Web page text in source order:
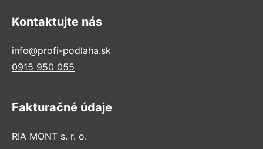
Kontaktujte nás
info@profi-podlaha.sk
0915 950 055
Fakturačné údaje
RIA MONT s. r. o.